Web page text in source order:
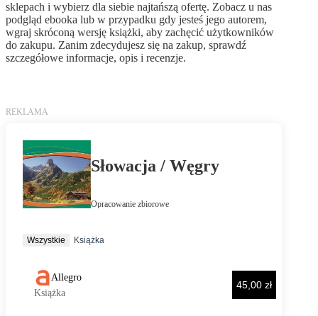
sklepach i wybierz dla siebie najtańszą ofertę. Zobacz u nas
podgląd ebooka lub w przypadku gdy jesteś jego autorem,
wgraj skróconą wersję książki, aby zachęcić użytkowników
do zakupu. Zanim zdecydujesz się na zakup, sprawdź
szczegółowe informacje, opis i recenzje.